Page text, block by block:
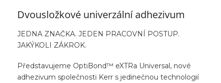
Dvousložkové univerzální adhezivum
JEDNA ZNAČKA. JEDEN PRACOVNÍ POSTUP.
JAKÝKOLI ZÁKROK.
Představujeme OptiBond™ eXTRa Universal, nové
adhezivum společnosti Kerr s jedinečnou technologií